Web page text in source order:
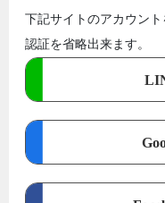
下記サイトのアカウン
認証を省略出来ます。